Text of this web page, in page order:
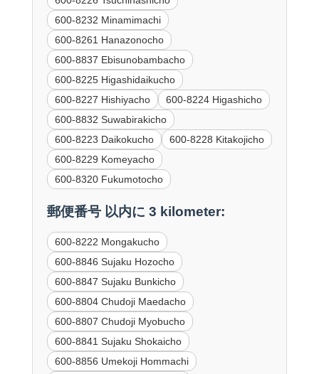
600-8232 Minamimachi
600-8261 Hanazonocho
600-8837 Ebisunobambacho
600-8225 Higashidaikucho
600-8227 Hishiyacho
600-8224 Higashicho
600-8832 Suwabirakicho
600-8223 Daikokucho
600-8228 Kitakojicho
600-8229 Komeyacho
600-8320 Fukumotocho
郵便番号 以内に 3 kilometer:
600-8222 Mongakucho
600-8846 Sujaku Hozocho
600-8847 Sujaku Bunkicho
600-8804 Chudoji Maedacho
600-8807 Chudoji Myobucho
600-8841 Sujaku Shokaicho
600-8856 Umekoji Hommachi